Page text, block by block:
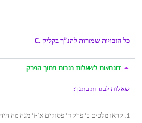
כל הזכויות שמורות לתנ”ך בקליק C.
דוגמאות לשאלות בגרות מתוך הפרק
שאלות לבגרות בתנך:
1. קראו מלכים ב’ פרק ד’ פסוקים א’-ז’ מנה מה